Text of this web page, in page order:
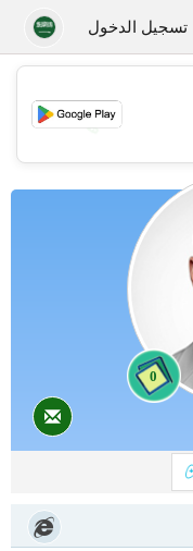
تسجيل الدخول
💖
0